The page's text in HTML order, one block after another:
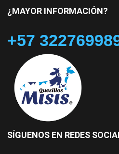
¿MAYOR INFORMACIÓN?
+57
SÍGUENOS EN REDES